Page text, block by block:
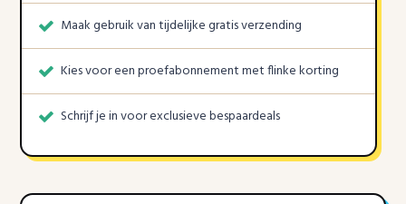
Maak gebruik van tijdelijke gratis verzending
Kies voor een proefabonnement met flinke korting
Schrijf je in voor exclusieve bespaardeals